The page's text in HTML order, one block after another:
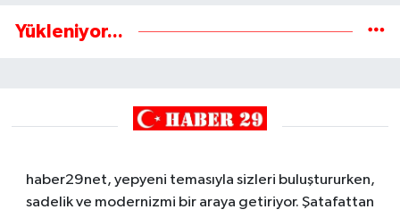
Yükleniyor...
haber29net, yepyeni temasıyla sizleri buluştururken,
sadelik ve modernizmi bir araya getiriyor. Şatafattan